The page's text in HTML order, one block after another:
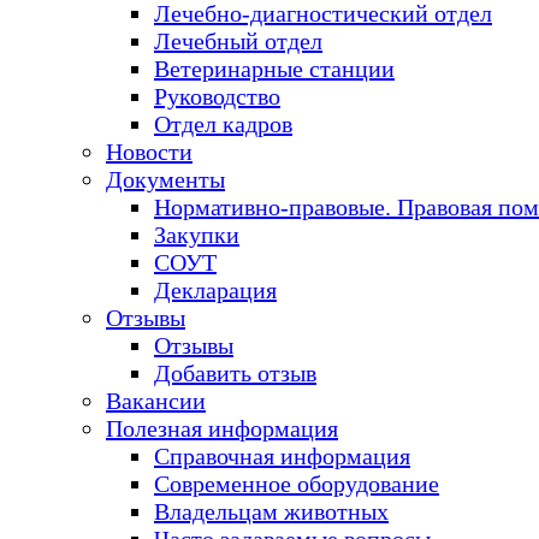
Лечебно-диагностический отдел
Лечебный отдел
Ветеринарные станции
Руководство
Отдел кадров
Новости
Документы
Нормативно-правовые. Правовая
Закупки
СОУТ
Декларация
Отзывы
Отзывы
Добавить отзыв
Вакансии
Полезная информация
Справочная информация
Современное оборудование
Владельцам животных